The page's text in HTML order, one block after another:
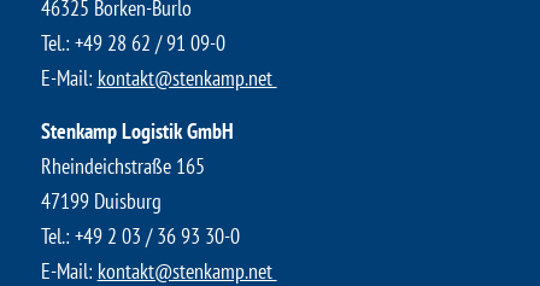
46325 Borken-Burlo
​Tel.: +49 28 62 / 91 09-0
E-Mail: kontakt@stenkamp.net ​
Stenkamp Logistik GmbH
Rheindeichstraße 165
47199 Duisburg
Tel.: +49 2 03 / 36 93 30-0
E-Mail: kontakt@stenkamp.net ​